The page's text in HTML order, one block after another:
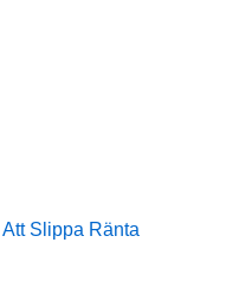
Slippa Ränta